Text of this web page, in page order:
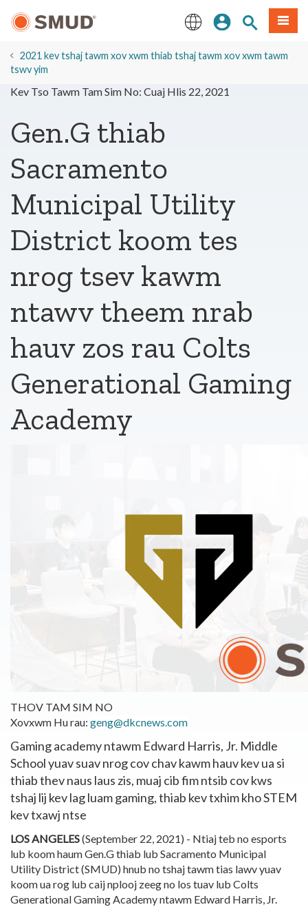
mus
Cov
Ntsiab
Tseem
Kos Npe
Nrhiav
2021 kev tshaj tawm xov xwm thiab tshaj tawm xov xwm tawm
tswv yim
Kev Tso Tawm Tam Sim No: Cuaj Hlis 22, 2021
Gen.G thiab
Sacramento
Municipal Utility
District koom tes
nrog tsev kawm
ntawv theem nrab
hauv zos rau Colts
Generational Gaming
Academy
THOV TAM SIM NO
Xovxwm Hu rau: geng@dkcnews.com
Gaming academy ntawm Edward Harris, Jr. Middle
School yuav suav nrog cov chav kawm hauv kev ua si
thiab thev naus laus zis, muaj cib fim ntsib cov kws
tshaj lij kev lag luam gaming, thiab kev txhim kho STEM
kev txawj ntse
LOS ANGELES(September 22, 2021) - Ntiaj teb no esports
lub koom haum Gen.G thiab lub Sacramento Municipal
Utility District (SMUD) hnub no tshaj tawm tias lawv yuav
koom ua rog lub caij nplooj zeeg no los tuav lub Colts
Generational Gaming Academy ntawm Edward Harris, Jr.